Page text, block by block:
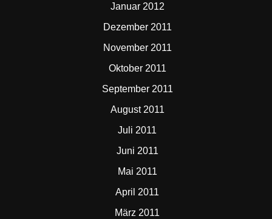
Januar 2012
Dezember 2011
November 2011
Oktober 2011
September 2011
August 2011
Juli 2011
Juni 2011
Mai 2011
April 2011
März 2011